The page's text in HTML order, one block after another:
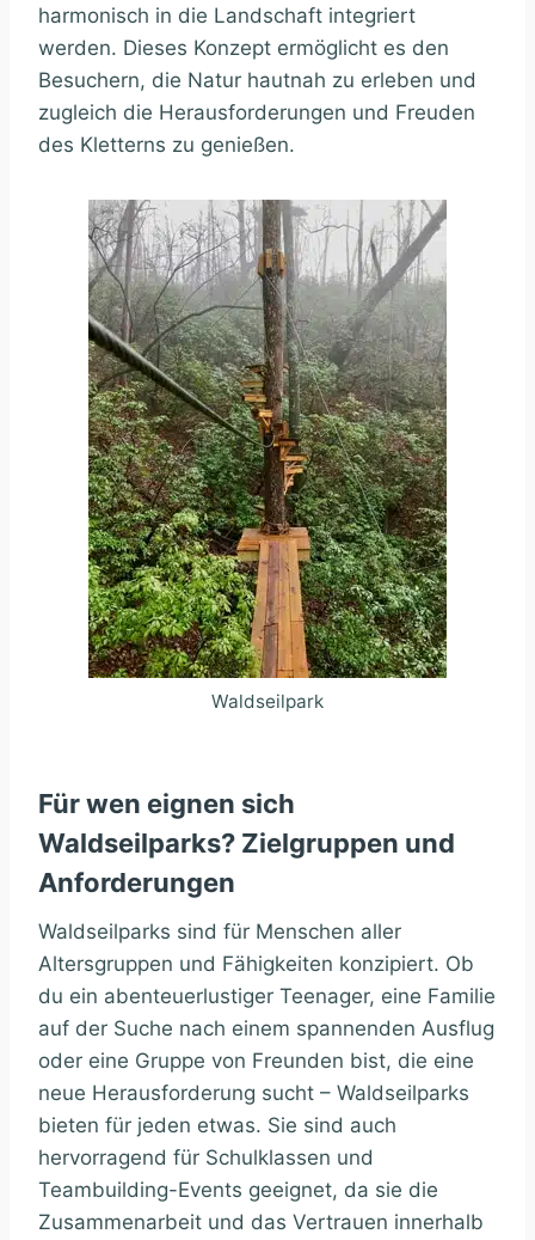
harmonisch in die Landschaft integriert
werden. Dieses Konzept ermöglicht es den
Besuchern, die Natur hautnah zu erleben und
zugleich die Herausforderungen und Freuden
des Kletterns zu genießen.
Waldseilpark
Für wen eignen sich
Waldseilparks? Zielgruppen und
Anforderungen
Waldseilparks sind für Menschen aller
Altersgruppen und Fähigkeiten konzipiert. Ob
du ein abenteuerlustiger Teenager, eine Familie
auf der Suche nach einem spannenden Ausflug
oder eine Gruppe von Freunden bist, die eine
neue Herausforderung sucht – Waldseilparks
bieten für jeden etwas. Sie sind auch
hervorragend für Schulklassen und
Teambuilding-Events geeignet, da sie die
Zusammenarbeit und das Vertrauen innerhalb